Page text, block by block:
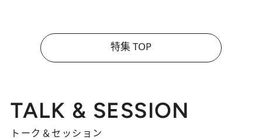
特集 TOP
TALK & SESSION
トーク＆セッション